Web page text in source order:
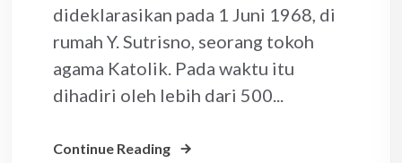
dideklarasikan pada 1 Juni 1968, di
rumah Y. Sutrisno, seorang tokoh
agama Katolik. Pada waktu itu
dihadiri oleh lebih dari 500...
Continue Reading